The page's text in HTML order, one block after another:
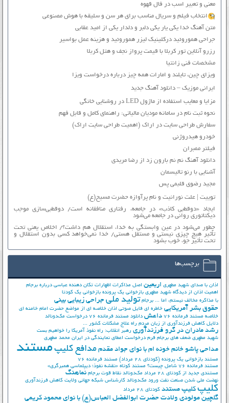
معنی و تعبیر اسب در فال قهوه
انتخاب فیلم و سریال مناسب برای هر سن و سلیقه با هوش مصنوعی
متن آهنگ خدا یکی یار یکی دلبر و دلدار یکی از امید عقابی
جراحی هموروئید درکلینیک لیزر هموروئید و هزینه عمل بواسیر
رزرو آنلاین تور کربلا با قیمت پرواز نجف و هتل کربلا
مشخصات فنی زانتیا
ویزای چین، تایلند و امارات همه چیز درباره درخواست ویزا
ایرانی موزیک – دانلود آهنگ جدید
مزایا و معایب استفاده از ماژول LED در روشنایی خانگی
نحوه ثبت نام در سامانه مودیان مالیاتی: راهنمای کامل و قابل فهم
سفارش طراحی سایت در اراک (اهمیت طراحی سایت اراک)
خودرو هیدروژنی
فیلتر ممبران
دانلود آهنگ نم نم بارون زد از رضا مریدی
آشنایی با رنو تالیسمان
مجید رضوی قلبمی پس
توییت | علت نورانیت و نام پرآوازه حضرت مسیح(ع)
ایجاد «دوقطبی کاذب» در جامعه، رفتاری منافقانه است/ دوقطبی‌سازی موجب
دیکتاتوری روانی در جامعه می‌شود
چطور می‌شود در عین وابستگی به خدا، استقلال هم داشت؟/ اخلاص یعنی تحت
تأثیر هیچ چیزی نیستی و مستقل هستی/ خدا نمی‌خواهد کسی بدون استقلال و
تحت تأثیر جوّ، خوب بشود
برچسب‌ها
اذان با صدای شهید مطهری اربعین اصل مذاکرات اظهارات تکان دهنده عباسی درباره برجام
اهمیت اذان از دیدگاه شهید مطهری بازخوانی یک پرونده بازخوانی یک کودتا
با مذاکره مخالف نیستم، اما ... برجام تولید ملی جراحی زیبایی بینی
حقوق بشر آمریکایی خاطره ای فایل صوتی اذان خلاصه ای از مواضع حضرت امام خامنه ای
خلاصه مستند فرمانده 76
داعش دانلود مستند فرمانده 76
درخواست مک‌دونالد
دلایل کاهش فرزندآوری از زبان مردم راه علاج مشکلات کشور ...
رشد مادران در گرو فرزندآوری رهبر انقلاب: راه نفوذ آمریکا را خواهیم بست
شهید مطهری ضعف های برجام فرم درخواست اعطای نمایندگی در ایران محمد مطهری
مداحی پاشو خانم خونه ام با نوای جواد مقدم مدافع کلیپ مستند
مستند بازخوانی یک پرونده (کودتای 28 مرداد)
مستند فرمانده 76
مستند فرمانده 76 شامل چیست؟
مستند کوتاه «نقشه نفوذ؛ دیپلماسی همبرگری»
مستندی جدید از کودتای 28 مرداد
مک‌دونالد نقاط قوت برجام نماهنگ
نهضت ملي شدن صنعت نفت ورود مک‌دونالد کارشناس شبکه جهانی ولایت کاهش فرزندآوری
کلیپ کلیپ مستند کودتای 28 مرداد
گلچین مولودی ولادت حضرت ابوالفضل العباس(ع) با نوای محمود کریمی